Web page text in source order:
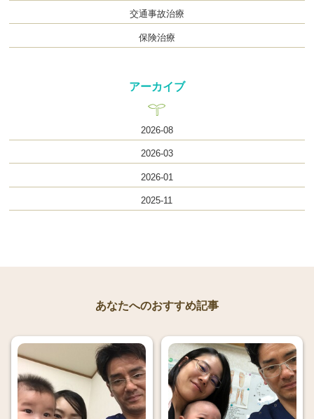
交通事故治療
保険治療
アーカイブ
2026-08
2026-03
2026-01
2025-11
あなたへのおすすめ記事